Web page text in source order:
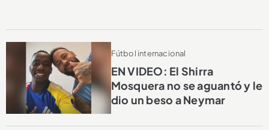
Fútbol internacional
EN VIDEO: El Shirra
Mosquera no se aguantó y le
dio un beso a Neymar